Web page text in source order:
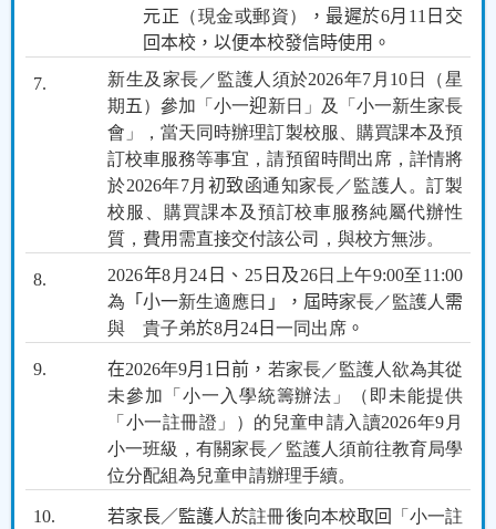
元正 （現金或郵資） ，最遲於6月 11 日交
回本校，以便本校發信時使用。
7. 新生及家長／監護人須於2026年7 月 10 日（星
期 五 ）參加「小一迎新日」及「小一新生家長
會」，當天同時辦理訂製校服、購買課本及預
訂校車服務等事宜，請預留時間出席，詳情將
於2026年7月 初致函通知家長／監護人。訂製
校服、購買課本及預訂校車服務純屬代辦性
質，費用需直接交付該公司，與校方無涉。
8. 2026年8 月 24 日、 25日及26日上午9:00至11:00
為 「小一新生適應日 」，屆時家長／監護人 需
與 貴子弟於8月 24 日一同出席 。
9. 在2026年9月 1 日前， 若家長／監護人欲為其從
未參加「小一入學統籌辦法」（即未能提供
「小一註冊證」）的兒童申請入讀2026年9 月
小一班級，有關家長／監護人須前往教育局學
位分配組為兒童申請辦理手續。
10. 若家長／監護人於註冊後向本校取回
「小一註